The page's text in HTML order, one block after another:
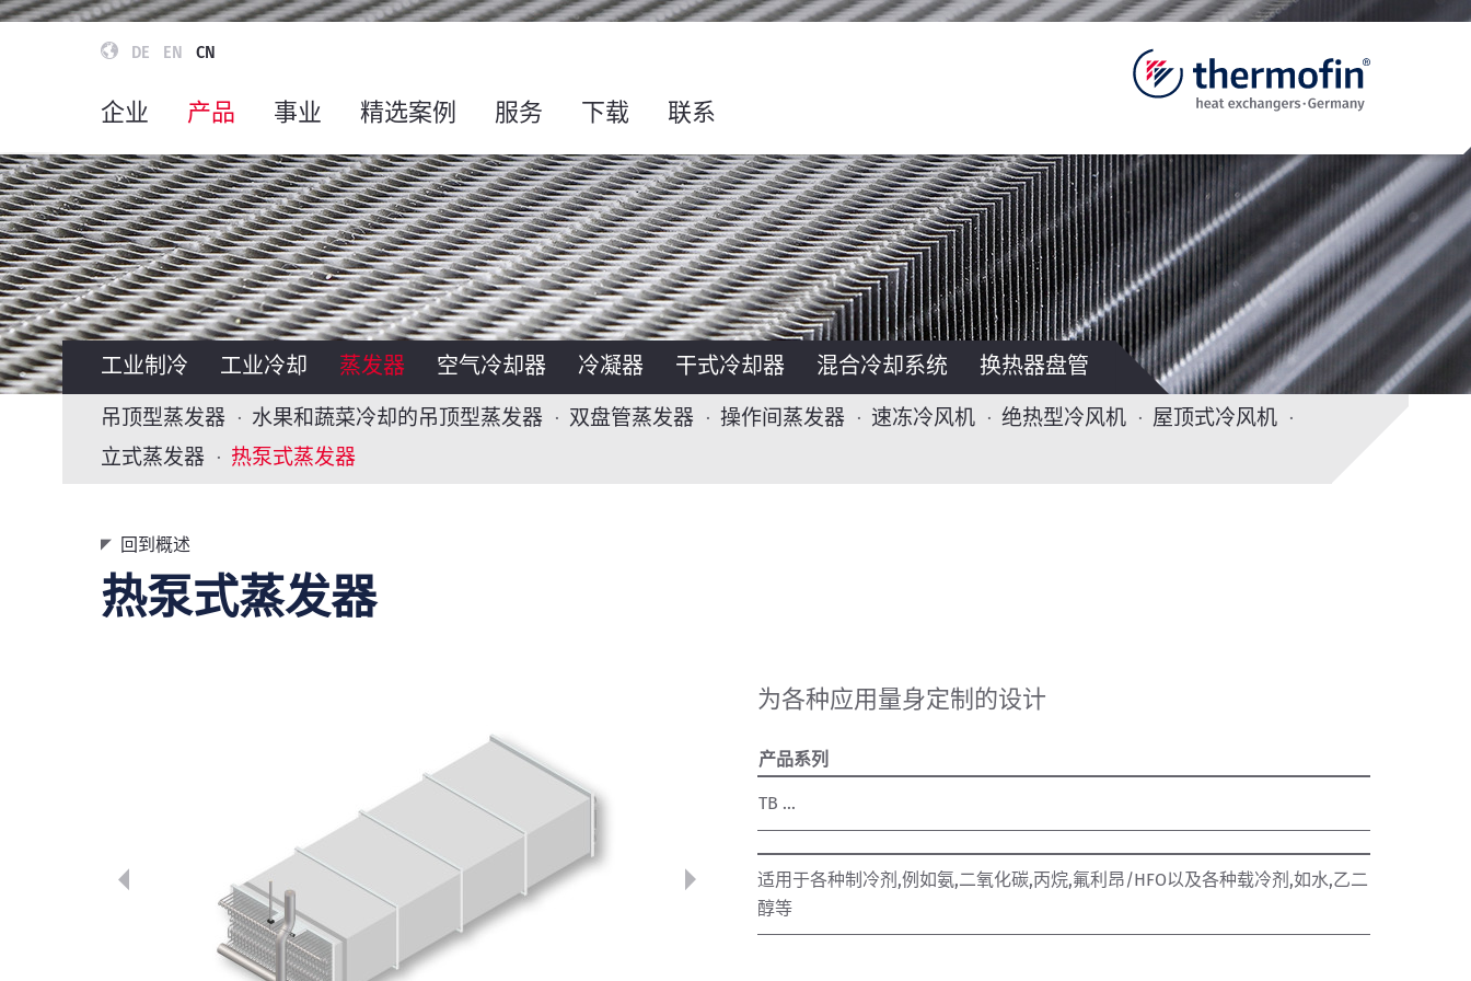
DE EN CN
企业 产品 事业 精选案例 服务 下载 联系
工业制冷 工业冷却 蒸发器 空气冷却器 冷凝器 干式冷却器 混合冷却系统 换热器盘管
吊顶型蒸发器 水果和蔬菜冷却的吊顶型蒸发器 双盘管蒸发器 操作间蒸发器 速冻冷风机 绝热型冷风机
屋顶式冷风机
立式蒸发器
热泵式蒸发器
回到概述
热泵式蒸发器
为各种应用量身定制的设计
产品系列
TB ...
适用于各种制冷剂,例如氨,二氧化碳,丙烷,氟利昂/HFO以及各种载冷剂,如水,乙二
醇等